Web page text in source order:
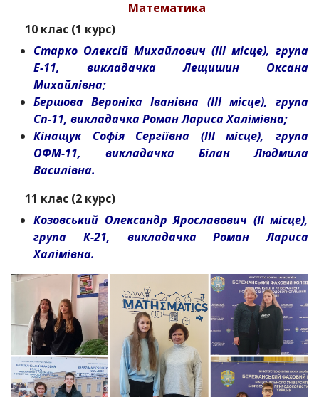
Математика
10 клас (1 курс)
Старко Олексій Михайлович (ІІІ місце), група
Е-11, викладачка Лещишин Оксана
Михайлівна;
Бершова Вероніка Іванівна (ІІІ місце), група
Сп-11, викладачка Роман Лариса Халімівна;
Кінащук Софія Сергіївна (ІІІ місце), група
ОФМ-11, викладачка Білан Людмила
Василівна.
11 клас (2 курс)
Козовський Олександр Ярославович (ІІ місце),
група К-21, викладачка Роман Лариса
Халімівна.